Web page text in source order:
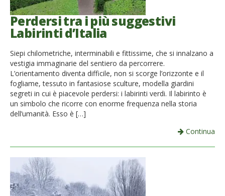
Perdersi tra i più suggestivi
Labirinti d’Italia
Siepi chilometriche, interminabili e fittissime, che si innalzano a
vestigia immaginarie del sentiero da percorrere.
L’orientamento diventa difficile, non si scorge l’orizzonte e il
fogliame, tessuto in fantasiose sculture, modella giardini
segreti in cui è piacevole perdersi: i labirinti verdi. Il labirinto è
un simbolo che ricorre con enorme frequenza nella storia
dell’umanità. Esso è […]
Continua